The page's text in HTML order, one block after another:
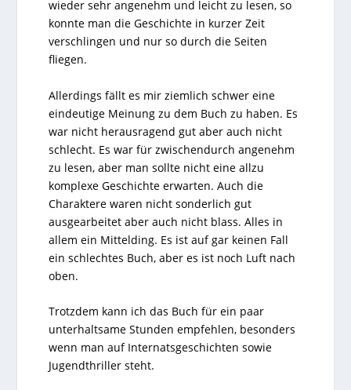
wieder sehr angenehm und leicht zu lesen, so
konnte man die Geschichte in kurzer Zeit
verschlingen und nur so durch die Seiten
fliegen.
Allerdings fällt es mir ziemlich schwer eine
eindeutige Meinung zu dem Buch zu haben. Es
war nicht herausragend gut aber auch nicht
schlecht. Es war für zwischendurch angenehm
zu lesen, aber man sollte nicht eine allzu
komplexe Geschichte erwarten. Auch die
Charaktere waren nicht sonderlich gut
ausgearbeitet aber auch nicht blass. Alles in
allem ein Mittelding. Es ist auf gar keinen Fall
ein schlechtes Buch, aber es ist noch Luft nach
oben.
Trotzdem kann ich das Buch für ein paar
unterhaltsame Stunden empfehlen, besonders
wenn man auf Internatsgeschichten sowie
Jugendthriller steht.